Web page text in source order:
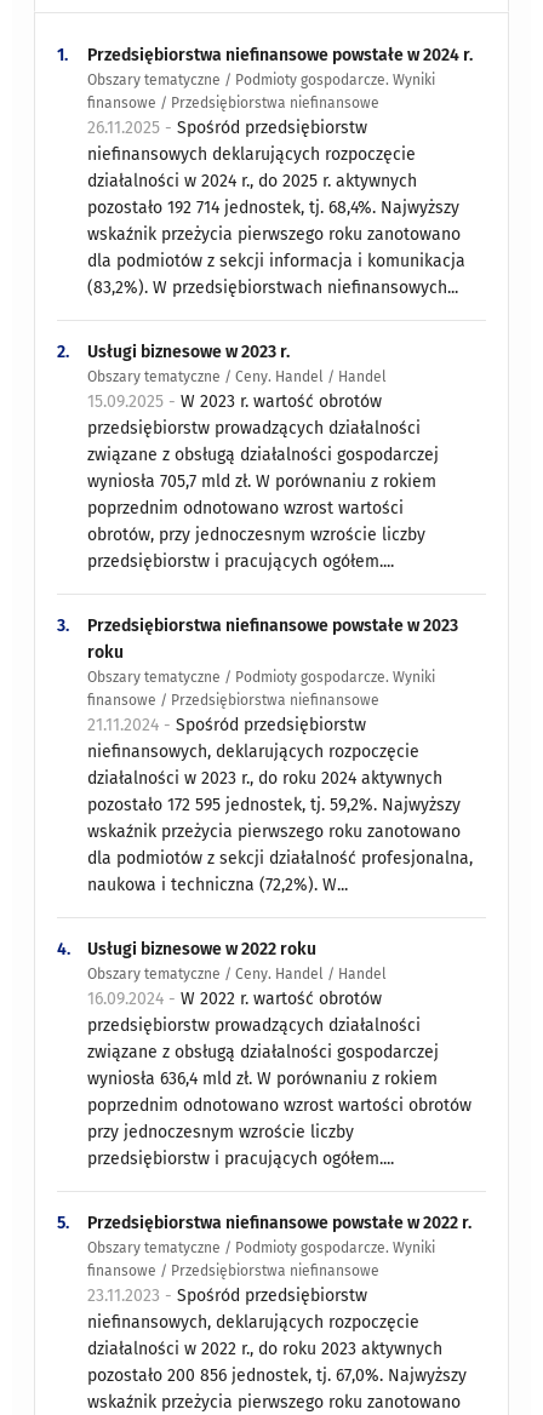
1. Przedsiębiorstwa niefinansowe powstałe w 2024 r.
Obszary tematyczne / Podmioty gospodarcze. Wyniki
finansowe / Przedsiębiorstwa niefinansowe
26.11.2025 -Spośród przedsiębiorstw
niefinansowych deklarujących rozpoczęcie
działalności w 2024 r., do 2025 r. aktywnych
pozostało 192 714 jednostek, tj. 68,4%. Najwyższy
wskaźnik przeżycia pierwszego roku zanotowano
dla podmiotów z sekcji informacja i komunikacja
(83,2%). W przedsiębiorstwach niefinansowych...
2. Usługi biznesowe w 2023 r.
Obszary tematyczne / Ceny. Handel / Handel
15.09.2025 -W 2023 r. wartość obrotów
przedsiębiorstw prowadzących działalności
związane z obsługą działalności gospodarczej
wyniosła 705,7 mld zł. W porównaniu z rokiem
poprzednim odnotowano wzrost wartości
obrotów, przy jednoczesnym wzroście liczby
przedsiębiorstw i pracujących ogółem....
3.
Przedsiębiorstwa niefinansowe powstałe w 2023
roku
Obszary tematyczne / Podmioty gospodarcze. Wyniki
finansowe / Przedsiębiorstwa niefinansowe
21.11.2024 -Spośród przedsiębiorstw
niefinansowych, deklarujących rozpoczęcie
działalności w 2023 r., do roku 2024 aktywnych
pozostało 172 595 jednostek, tj. 59,2%. Najwyższy
wskaźnik przeżycia pierwszego roku zanotowano
dla podmiotów z sekcji działalność profesjonalna,
naukowa i techniczna (72,2%). W...
4. Usługi biznesowe w 2022 roku
Obszary tematyczne / Ceny. Handel / Handel
16.09.2024 -W 2022 r. wartość obrotów
przedsiębiorstw prowadzących działalności
związane z obsługą działalności gospodarczej
wyniosła 636,4 mld zł. W porównaniu z rokiem
poprzednim odnotowano wzrost wartości obrotów
przy jednoczesnym wzroście liczby
przedsiębiorstw i pracujących ogółem....
5. Przedsiębiorstwa niefinansowe powstałe w 2022 r.
Obszary tematyczne / Podmioty gospodarcze. Wyniki
finansowe / Przedsiębiorstwa niefinansowe
23.11.2023 -Spośród przedsiębiorstw
niefinansowych, deklarujących rozpoczęcie
działalności w 2022 r., do roku 2023 aktywnych
pozostało 200 856 jednostek, tj. 67,0%. Najwyższy
wskaźnik przeżycia pierwszego roku zanotowano